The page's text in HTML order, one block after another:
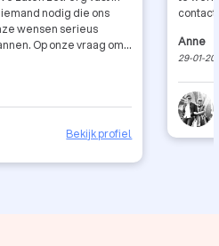
nodig die ons
wensen serieus
Op onze vraag om
Janine verwerkt de
en ze reageert
Ze helpt ook bij
spullen en beplanting
Bekijk profiel
Anne
29-01-